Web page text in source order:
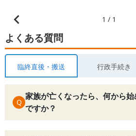
1 / 1
よくある質問
臨終直後・搬送 行政手続き
Q
家族が亡くなったら、何から
ですか？